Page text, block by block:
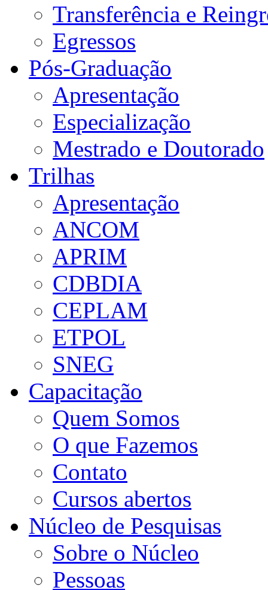
Transferência e
Egressos
Pós-Graduação
Apresentação
Especialização
Mestrado e Doutorado
Trilhas
Apresentação
ANCOM
APRIM
CDBDIA
CEPLAM
ETPOL
SNEG
Capacitação
Quem Somos
O que Fazemos
Contato
Cursos abertos
Núcleo de Pesquisas
Sobre o Núcleo
Pessoas